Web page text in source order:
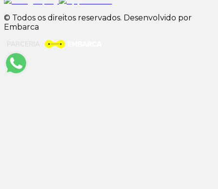
© Todos os direitos reservados. Desenvolvido por
Embarca